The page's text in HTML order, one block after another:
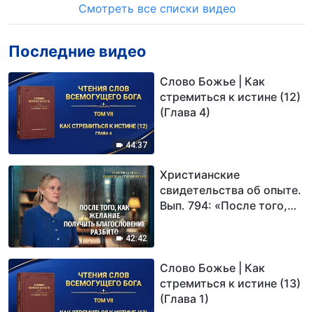
Смотреть все списки видео
Последние видео
44:37
Слово Божье | Как
стремиться к истине (12)
(Глава 4)
42:42
Христианские
свидетельства об опыте.
Вып. 794: «После того,
Слово Божье | Как
стремиться к истине (13)
(Глава 1)